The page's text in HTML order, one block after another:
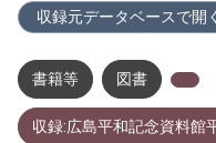
収録元データベースで開く
書籍等 図書
収録:広島平和記念資料館